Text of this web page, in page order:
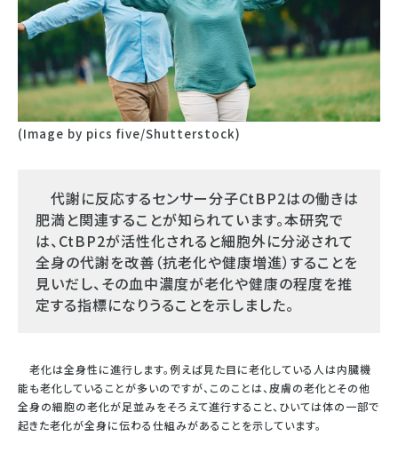
(Image by pics five/Shutterstock)
代謝に反応するセンサー分子CtBP2はの働きは
肥満と関連することが知られています。本研究で
は、CtBP2が活性化されると細胞外に分泌されて
全身の代謝を改善（抗老化や健康増進）することを
見いだし、その血中濃度が老化や健康の程度を推
定する指標になりうることを示しました。
老化は全身性に進行します。例えば見た目に老化している人は内臓機
能も老化していることが多いのですが、このことは、皮膚の老化とその他
全身の細胞の老化が足並みをそろえて進行すること、ひいては体の一部で
起きた老化が全身に伝わる仕組みがあることを示しています。